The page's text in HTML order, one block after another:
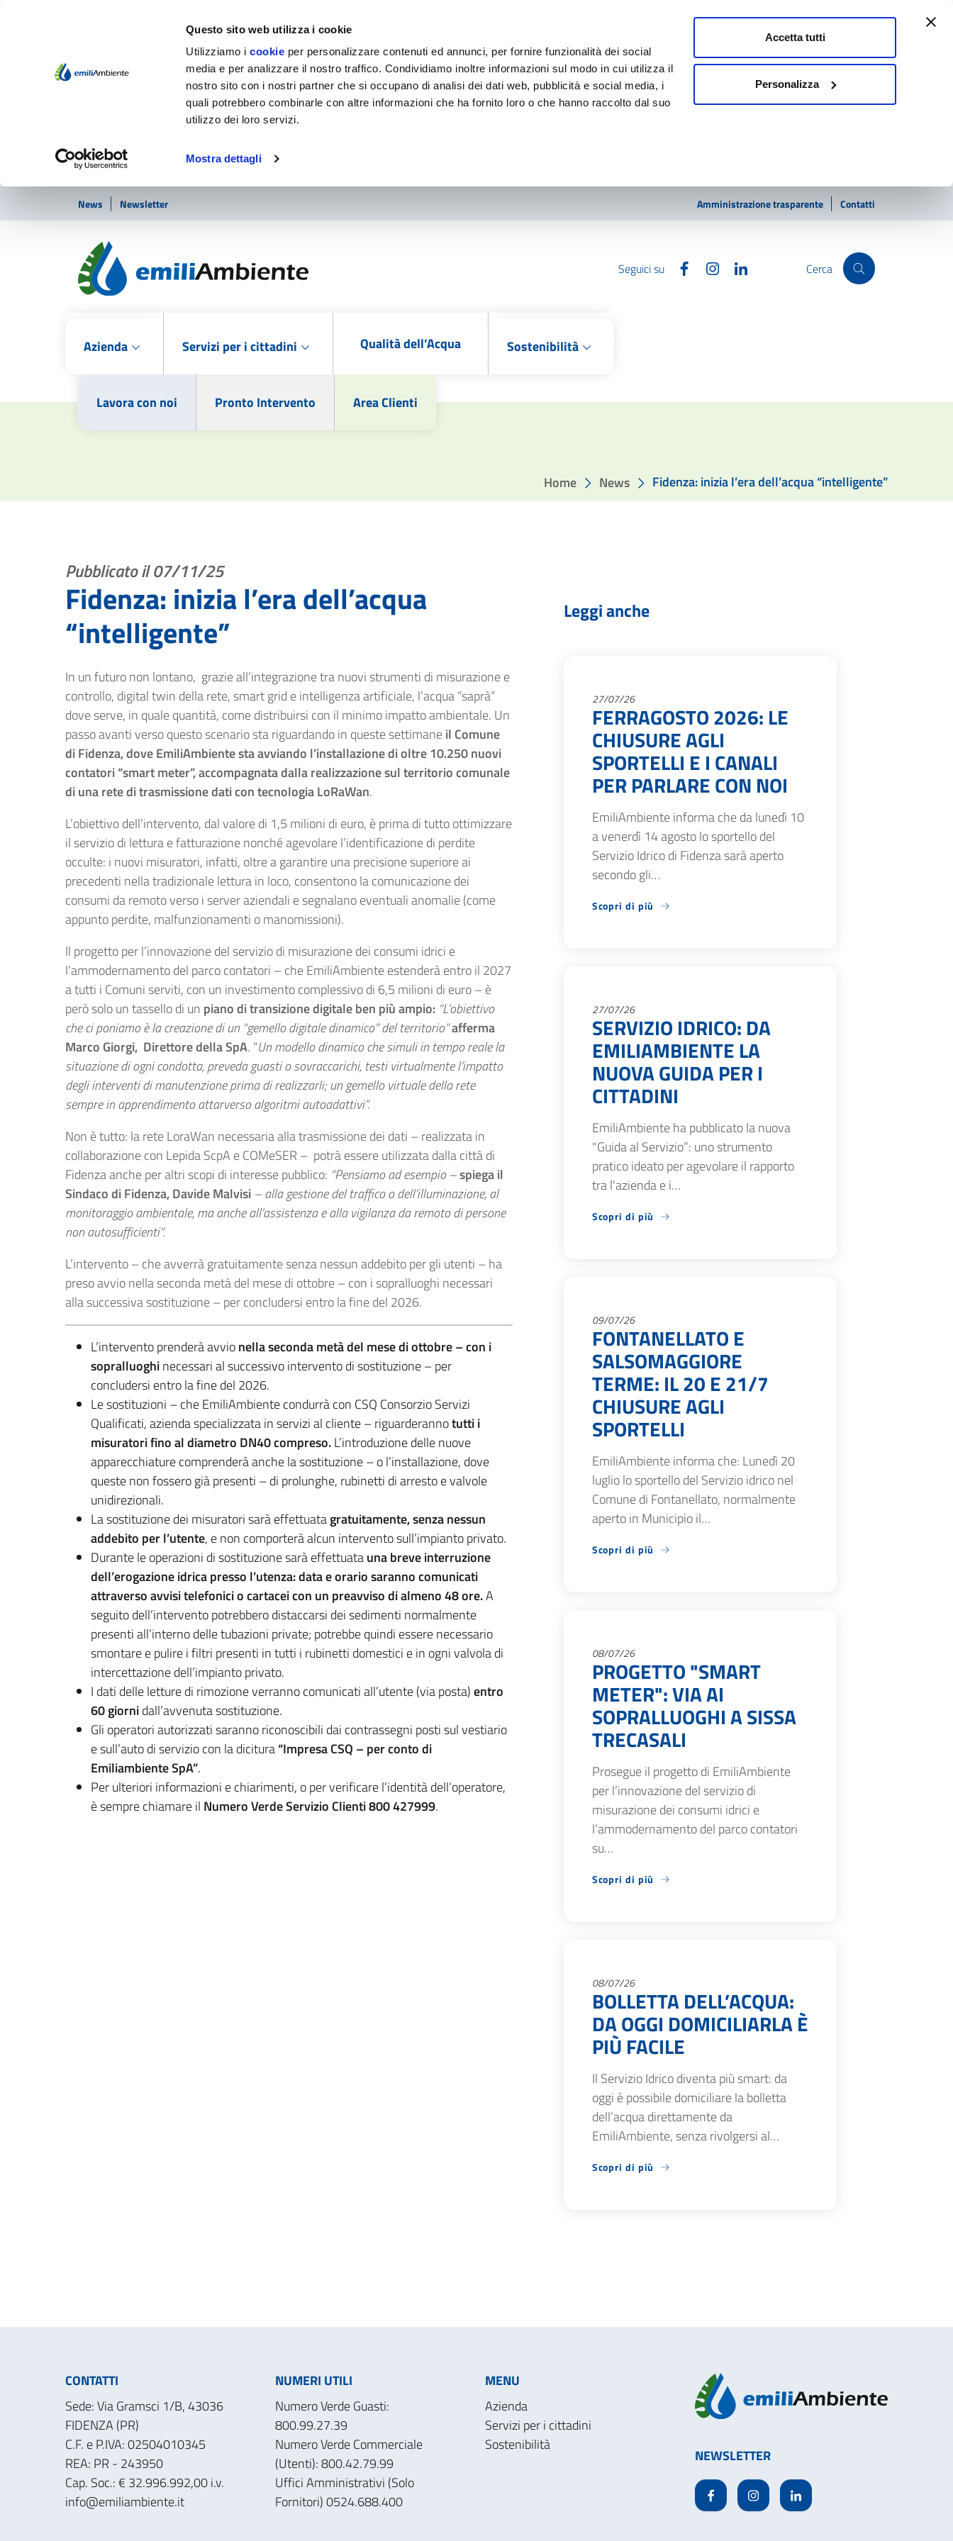
Questo sito web utilizza i cookie
Utilizziamo icookie per personalizzare contenuti ed annunci, per fornire funzionalità dei social
media e per analizzare il nostro traffico. Condividiamo inoltre informazioni sul modo in cui utilizza il
nostro sito con i nostri partner che si occupano di analisi dei dati web, pubblicità e social media, i
quali potrebbero combinarle con altre informazioni che ha fornito loro o che hanno raccolto dal suo
utilizzo dei loro servizi.
Mostra dettagli
Accetta tutti
Personalizza
News Newsletter Amministrazione trasparente Contatti
Seguici su FacebookInstagram Cerca
Azienda Servizi per i cittadini Qualità dell’Acqua Sostenibilità
Lavora con noi Pronto Intervento Area Clienti
Home News Fidenza: inizia l’era dell’acqua “intelligente”
Pubblicato il 07/11/25
Fidenza: inizia l’era dell’acqua
“intelligente”
In un futuro non lontano, grazie all’integrazione tra nuovi strumenti di misurazione e
controllo, digital twin della rete, smart grid e intelligenza artificiale, l’acqua “saprà”
dove serve, in quale quantità, come distribuirsi con il minimo impatto ambientale. Un
passo avanti verso questo scenario sta riguardando in queste settimaneil Comune
di Fidenza, dove EmiliAmbiente sta avviando l’installazione di oltre 10.250 nuovi
contatori “smart meter”, accompagnata dalla realizzazione sul territorio comunale
di una rete di trasmissione dati con tecnologia LoRaWan.
L’obiettivo dell’intervento, dal valore di 1,5 milioni di euro, è prima di tutto ottimizzare
il servizio di lettura e fatturazione nonché agevolare l’identificazione di perdite
occulte: i nuovi misuratori, infatti, oltre a garantire una precisione superiore ai
precedenti nella tradizionale lettura in loco, consentono la comunicazione dei
consumi da remoto verso i server aziendali e segnalano eventuali anomalie (come
appunto perdite, malfunzionamenti o manomissioni).
Il progetto per l’innovazione del servizio di misurazione dei consumi idrici e
l’ammodernamento del parco contatori – che EmiliAmbiente estenderà entro il 2027
a tutti i Comuni serviti, con un investimento complessivo di 6,5 milioni di euro – è
però solo un tassello di un piano di transizione digitale ben più ampio: “L’obiettivo
che ci poniamo è la creazione di un “gemello digitale dinamico” del territorio”afferma
Marco Giorgi, Direttore della SpA. “Un modello dinamico che simuli in tempo reale la
situazione di ogni condotta, preveda guasti o sovraccarichi, testi virtualmente l’impatto
degli interventi di manutenzione prima di realizzarli; un gemello virtuale della rete
sempre in apprendimento attarverso algoritmi autoadattivi”.
Non è tutto: la rete LoraWan necessaria alla trasmissione dei dati – realizzata in
collaborazione con Lepida ScpA e COMeSER – potrà essere utilizzata dalla città di
Fidenza anche per altri scopi di interesse pubblico: “Pensiamo ad esempio –spiega il
Sindaco di Fidenza, Davide Malvisi – alla gestione del traffico o dell’illuminazione, al
monitoraggio ambientale, ma anche all’assistenza e alla vigilanza da remoto di persone
non autosufficienti”.
L’intervento – che avverrà gratuitamente senza nessun addebito per gli utenti – ha
preso avvio nella seconda metà del mese di ottobre – con i sopralluoghi necessari
alla successiva sostituzione – per concludersi entro la fine del 2026.
L’intervento prenderà avvionella seconda metà del mese di ottobre – con i
sopralluoghinecessari al successivo intervento di sostituzione – per
concludersi entro la fine del 2026.
Le sostituzioni – che EmiliAmbiente condurrà con CSQ Consorzio Servizi
Qualificati, azienda specializzata in servizi al cliente – riguarderannotutti i
misuratori fino al diametro DN40 compreso.L’introduzione delle nuove
apparecchiature comprenderà anche la sostituzione – o l’installazione, dove
queste non fossero già presenti – di prolunghe, rubinetti di arresto e valvole
unidirezionali.
La sostituzione dei misuratori sarà effettuatagratuitamente, senza nessun
addebito per l’utente, e non comporterà alcun intervento sull’impianto privato.
Durante le operazioni di sostituzione sarà effettuatauna breve interruzione
dell’erogazione idrica presso l’utenza: data e orario saranno comunicati
attraverso avvisi telefonici o cartacei con un preavviso di almeno 48 ore.A
seguito dell’intervento potrebbero distaccarsi dei sedimenti normalmente
presenti all’interno delle tubazioni private; potrebbe quindi essere necessario
smontare e pulire i filtri presenti in tutti i rubinetti domestici e in ogni valvola di
intercettazione dell’impianto privato.
I dati delle letture di rimozione verranno comunicati all’utente (via posta)entro
60 giornidall’avvenuta sostituzione.
Gli operatori autorizzati saranno riconoscibili dai contrassegni posti sul vestiario
e sull’auto di servizio con la dicitura“Impresa CSQ – per conto di
Emiliambiente SpA”.
Per ulteriori informazioni e chiarimenti, o per verificare l’identità dell’operatore,
è sempre chiamare il Numero Verde Servizio Clienti 800 427999.
Leggi anche
27/07/26
FERRAGOSTO 2026: LE
CHIUSURE AGLI
SPORTELLI E I CANALI
PER PARLARE CON NOI
EmiliAmbiente informa che da lunedì 10
a venerdì 14 agosto lo sportello del
Servizio Idrico di Fidenza sarà aperto
secondo gli…
Scopri di più
27/07/26
SERVIZIO IDRICO: DA
EMILIAMBIENTE LA
NUOVA GUIDA PER I
CITTADINI
EmiliAmbiente ha pubblicato la nuova
"Guida al Servizio”: uno strumento
pratico ideato per agevolare il rapporto
tra l'azienda e i…
Scopri di più
09/07/26
FONTANELLATO E
SALSOMAGGIORE
TERME: IL 20 E 21/7
CHIUSURE AGLI
SPORTELLI
EmiliAmbiente informa che: Lunedì 20
luglio lo sportello del Servizio idrico nel
Comune di Fontanellato, normalmente
aperto in Municipio il…
Scopri di più
08/07/26
PROGETTO "SMART
METER": VIA AI
SOPRALLUOGHI A SISSA
TRECASALI
Prosegue il progetto di EmiliAmbiente
per l’innovazione del servizio di
misurazione dei consumi idrici e
l’ammodernamento del parco contatori
su…
Scopri di più
08/07/26
BOLLETTA DELL’ACQUA:
DA OGGI DOMICILIARLA È
PIÙ FACILE
Il Servizio Idrico diventa più smart: da
oggi è possibile domiciliare la bolletta
dell’acqua direttamente da
EmiliAmbiente, senza rivolgersi al…
Scopri di più
CONTATTI
Sede: Via Gramsci 1/B, 43036
FIDENZA (PR)
C.F. e P.IVA: 02504010345
REA: PR - 243950
Cap. Soc.: € 32.996.992,00 i.v.
info@emiliambiente.it
NUMERI UTILI
Numero Verde Guasti:
800.99.27.39
Numero Verde Commerciale
(Utenti): 800.42.79.99
Uffici Amministrativi (Solo
Fornitori) 0524.688.400
MENU
Azienda
Servizi per i cittadini
Sostenibilità
NEWSLETTER
FacebookInstagramLinkedin